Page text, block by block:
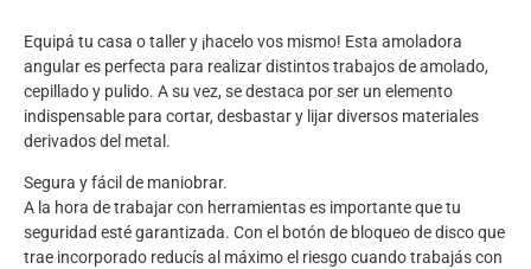
Equipá tu casa o taller y ¡hacelo vos mismo! Esta amoladora
angular es perfecta para realizar distintos trabajos de amolado,
cepillado y pulido. A su vez, se destaca por ser un elemento
indispensable para cortar, desbastar y lijar diversos materiales
derivados del metal.
Segura y fácil de maniobrar.
A la hora de trabajar con herramientas es importante que tu
seguridad esté garantizada. Con el botón de bloqueo de disco que
trae incorporado reducís al máximo el riesgo cuando trabajás con